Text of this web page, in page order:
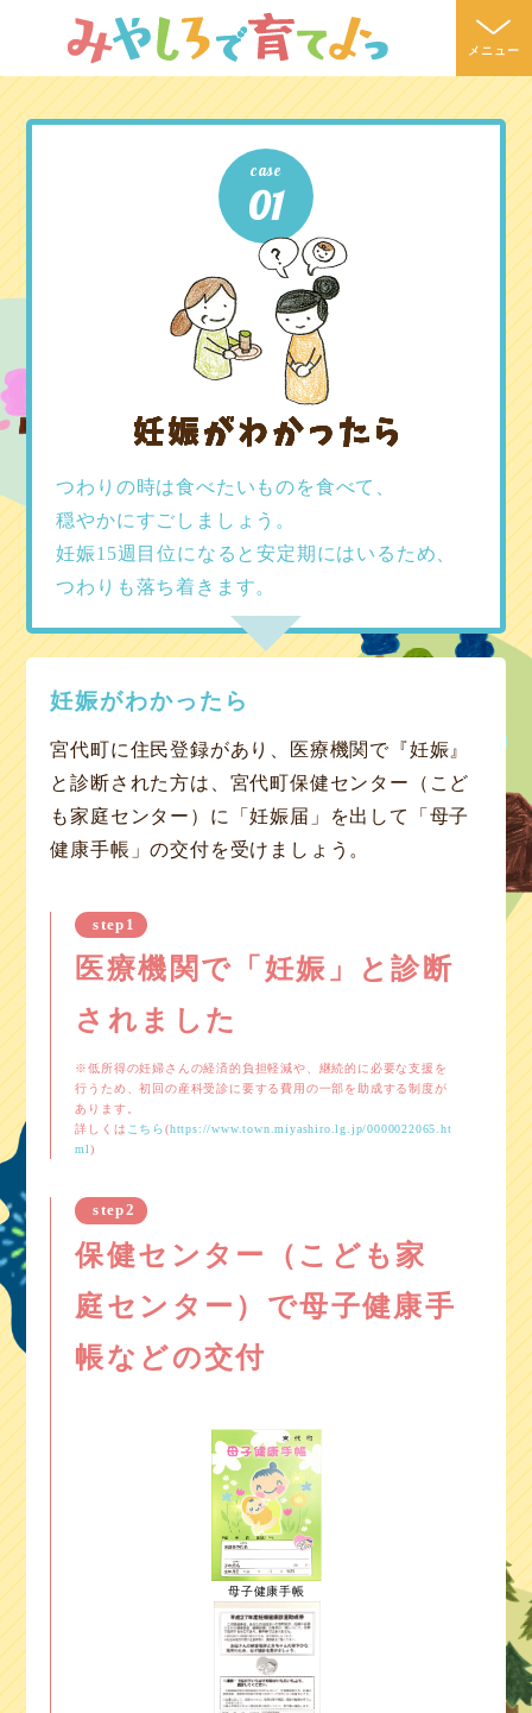
メニュー
case
01
つわりの時は食べたいものを食べて、
穏やかにすごしましょう。
妊娠15週目位になると安定期にはいるため、
つわりも落ち着きます。
妊娠がわかったら
宮代町に住民登録があり、医療機関で『妊娠』
と診断された方は、宮代町保健センター（こど
も家庭センター）に「妊娠届」を出して「母子
健康手帳」の交付を受けましょう。
step1
医療機関で「妊娠」と診断
されました
※低所得の妊婦さんの経済的負担軽減や、継続的に必要な支援を
行うため、初回の産科受診に要する費用の一部を助成する制度が
あります。
詳しくは こちら(https://www.town.miyashiro.lg.jp/0000022065.ht
ml)
step2
保健センター（こども家
庭センター）で母子健康手
帳などの交付
母子健康手帳